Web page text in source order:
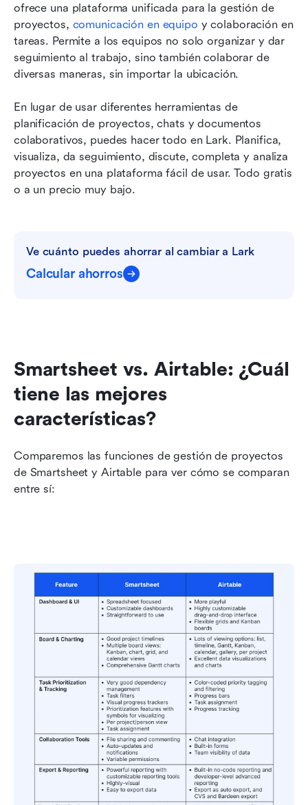
ofrece una plataforma unificada para la gestión de
proyectos, comunicación en equipo y colaboración en
tareas. Permite a los equipos no solo organizar y dar
seguimiento al trabajo, sino también colaborar de
diversas maneras, sin importar la ubicación.
En lugar de usar diferentes herramientas de
planificación de proyectos, chats y documentos
colaborativos, puedes hacer todo en Lark. Planifica,
visualiza, da seguimiento, discute, completa y analiza
proyectos en una plataforma fácil de usar. Todo gratis
o a un precio muy bajo.
Ve cuánto puedes ahorrar al cambiar a Lark
Calcular ahorros
Smartsheet vs. Airtable: ¿Cuál
tiene las mejores
características?
Comparemos las funciones de gestión de proyectos
de Smartsheet y Airtable para ver cómo se comparan
entre sí: